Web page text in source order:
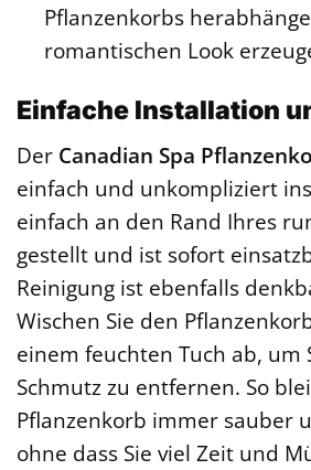
Pflanzenkorbs
romantischen Look
Einfache Installation
Der Canadian Spa
einfach und unkompliziert
einfach an den Rand Ihres
gestellt und ist sofort
Reinigung ist ebenfalls
Wischen Sie den
einem feuchten Tuch ab, um
Schmutz zu entfernen. So
Pflanzenkorb immer sauber
ohne dass Sie viel Zeit und